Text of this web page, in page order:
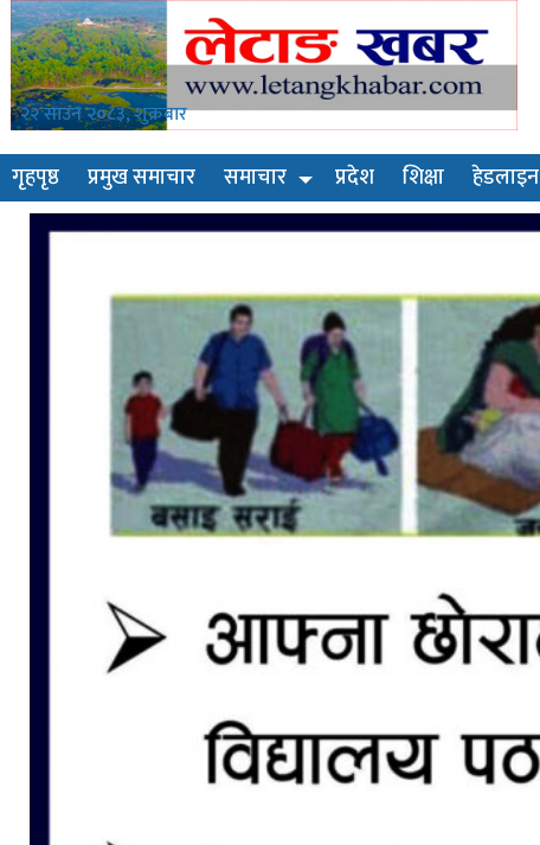
२२ साउन २०८३, शुक्रबार
गृहपृष्ठ प्रमुख समाचार समाचार प्रदेश शिक्षा हेडलाइन